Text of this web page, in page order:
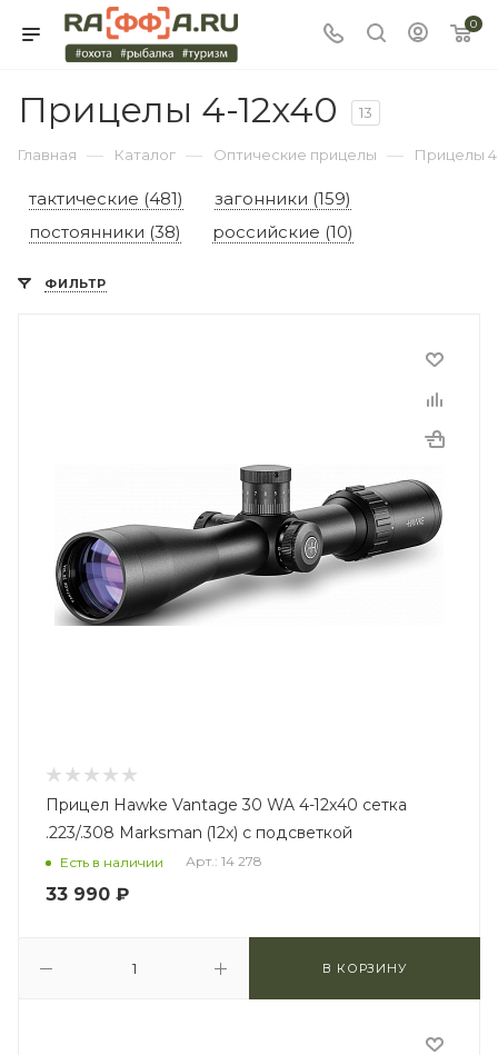
0
Прицелы 4-12x40 13
Главная — Каталог — Оптические прицелы — Прицелы
тактические (481)
загонники (159)
постоянники (38)
российские (10)
ФИЛЬТР
Прицел Hawke Vantage 30 WA 4-12x40 сетка
.223/.308 Marksman (12x) с подсветкой
Есть в наличии Арт.: 14 278
33 990 ₽
В КОРЗИНУ